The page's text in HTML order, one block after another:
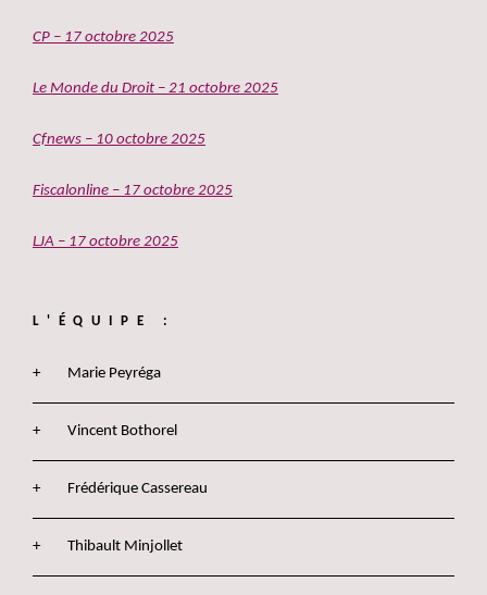
CP – 17 octobre 2025
Le Monde du Droit – 21 octobre 2025
Cfnews – 10 octobre 2025
Fiscalonline – 17 octobre 2025
LJA – 17 octobre 2025
L'ÉQUIPE :
Marie Peyréga
Vincent Bothorel
Frédérique Cassereau
Thibault Minjollet